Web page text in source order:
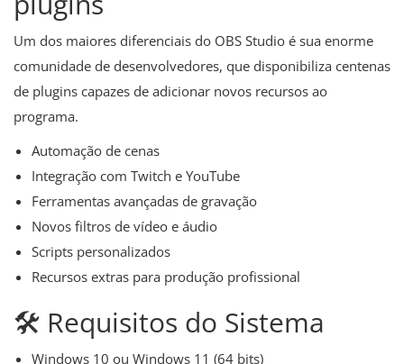
Um dos maiores diferenciais do OBS Studio é sua enorme
comunidade de desenvolvedores, que disponibiliza centenas
de plugins capazes de adicionar novos recursos ao
programa.
Automação de cenas
Integração com Twitch e YouTube
Ferramentas avançadas de gravação
Novos filtros de vídeo e áudio
Scripts personalizados
Recursos extras para produção profissional
🛠️ Requisitos do Sistema
Windows 10 ou Windows 11 (64 bits)